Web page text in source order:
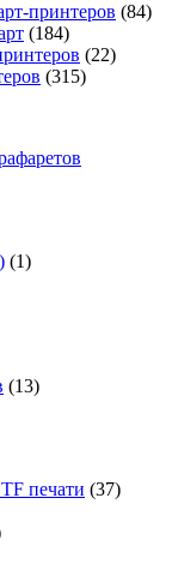
принтеров (84)
(184)
(22)
(315)
(1)
(13)
печати (37)